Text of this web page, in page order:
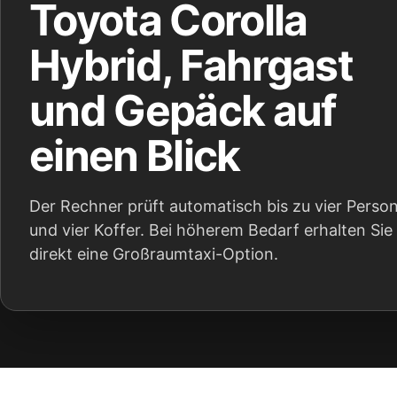
Toyota Corolla
Hybrid, Fahrgast
und Gepäck auf
einen Blick
Der Rechner prüft automatisch bis zu vier
und vier Koffer. Bei höherem Bedarf erhalten Sie
direkt eine Großraumtaxi-Option.